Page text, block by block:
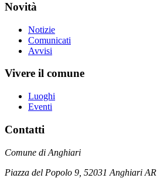
Novità
Notizie
Comunicati
Avvisi
Vivere il comune
Luoghi
Eventi
Contatti
Comune di Anghiari
Piazza del Popolo 9, 52031 Anghiari AR